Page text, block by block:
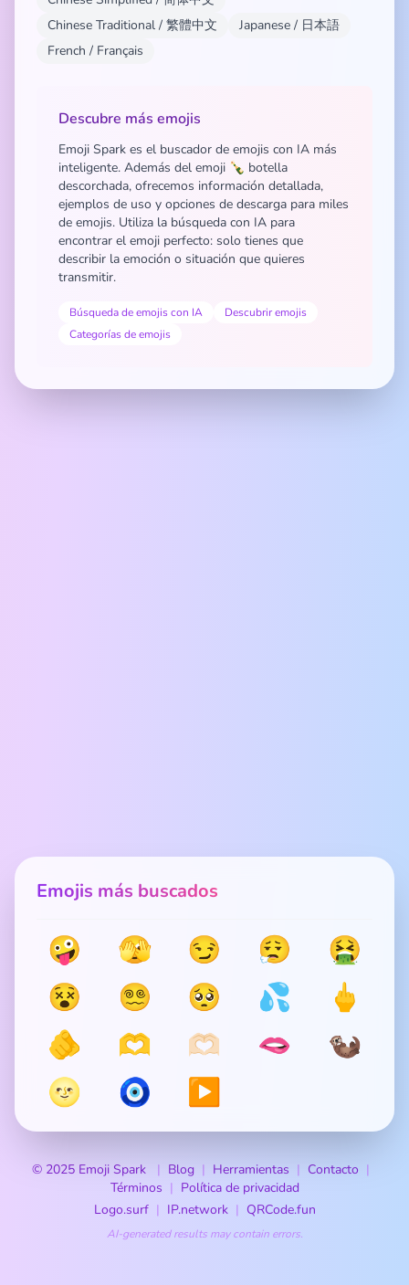
Chinese Traditional / 繁體中文
Japanese / 日本語
French / Français
Descubre más emojis
Emoji Spark es el buscador de emojis con IA más
inteligente. Además del emoji 🍾 botella
descorchada, ofrecemos información detallada,
ejemplos de uso y opciones de descarga para miles
de emojis. Utiliza la búsqueda con IA para
encontrar el emoji perfecto: solo tienes que
describir la emoción o situación que quieres
transmitir.
Búsqueda de emojis con IA
Descubrir emojis
Categorías de emojis
Emojis más buscados
🤪 🫣 😏 😮‍💨
🤮
😵
😵‍💫 🥺 💦
🖕
🫵
🫶 🫶🏻 🫦
🦦
🌝
🧿 ▶️
© 2025 Emoji Spark Blog Herramientas
Contacto
Términos
Política de privacidad
Logo.surf
IP.network QRCode.fun
AI-generated results may contain errors.